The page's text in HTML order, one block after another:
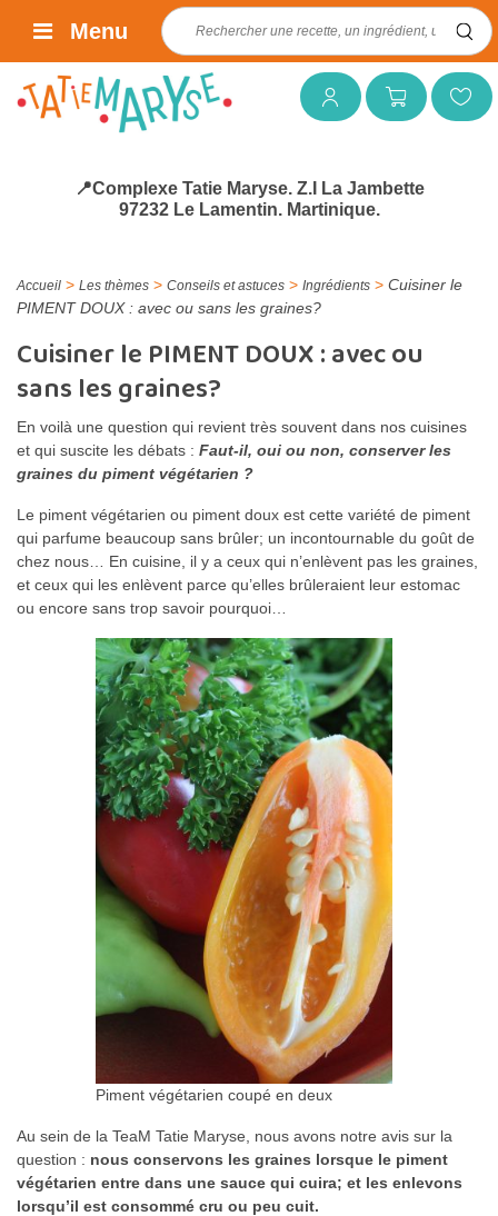
Mon compteMon panierMes favoris
Rechercher :
Menu
📍Complexe Tatie Maryse. Z.I La Jambette
97232 Le Lamentin. Martinique.
Accueil > Les thèmes > Conseils et astuces > Ingrédients > Cuisiner le
PIMENT DOUX : avec ou sans les graines?
Cuisiner le PIMENT DOUX : avec ou
sans les graines?
En voilà une question qui revient très souvent dans nos cuisines
et qui suscite les débats : Faut-il, oui ou non, conserver les
graines du piment végétarien ?
Le piment végétarien ou piment doux est cette variété de piment
qui parfume beaucoup sans brûler; un incontournable du goût de
chez nous… En cuisine, il y a ceux qui n’enlèvent pas les graines,
et ceux qui les enlèvent parce qu’elles brûleraient leur estomac
ou encore sans trop savoir pourquoi…
Piment végétarien coupé en deux
Au sein de la TeaM Tatie Maryse, nous avons notre avis sur la
question : nous conservons les graines lorsque le piment
végétarien entre dans une sauce qui cuira; et les enlevons
lorsqu’il est consommé cru ou peu cuit.